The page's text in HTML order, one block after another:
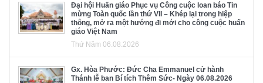
Đại hội Huấn giáo Phục vụ Công cuộc loan báo Tin
mừng Toàn quốc lần thứ VII – Khép lại trong hiệp
thông, mở ra một hướng đi mới cho công cuộc huấn
giáo Việt Nam
Thứ Năm 06.08.2026
Gx. Hòa Phước: Đức Cha Emmanuel cử hành
Thánh lễ ban Bí tích Thêm Sức- Ngày 06.08.2026